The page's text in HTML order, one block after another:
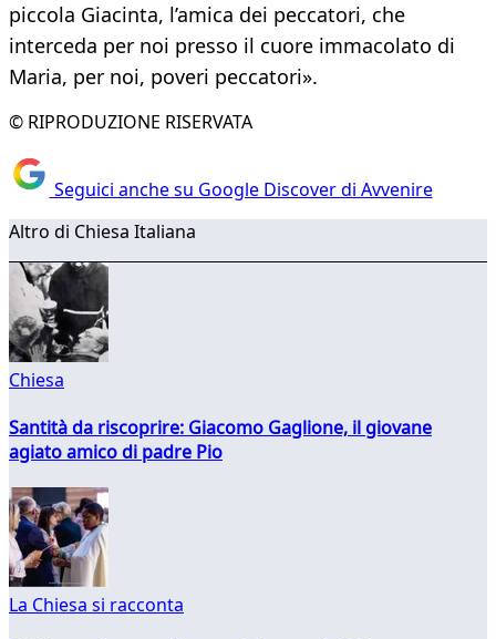
piccola Giacinta, l’amica dei peccatori, che
interceda per noi presso il cuore immacolato di
Maria, per noi, poveri peccatori».
© RIPRODUZIONE RISERVATA
Seguici anche su Google Discover di Avvenire
Altro di Chiesa Italiana
Chiesa
Santità da riscoprire: Giacomo Gaglione, il giovane
agiato amico di padre Pio
La Chiesa si racconta